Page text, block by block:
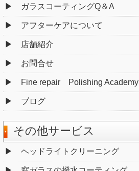
ガラスコーティングQ＆A
アフターケアについて
店舗紹介
お問合せ
Fine repair Polishing Academy
ブログ
その他サービス
ヘッドライトクリーニング